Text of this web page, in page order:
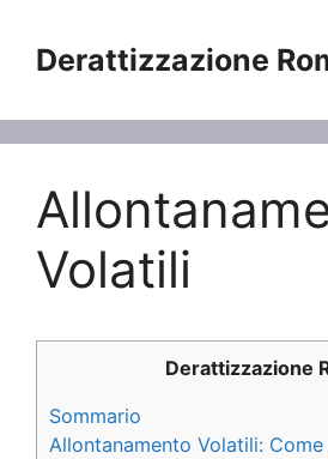
contenuto
Derattizzazione
Volatili
Derattizzazione
Sommario
Allontanamento Volatili: